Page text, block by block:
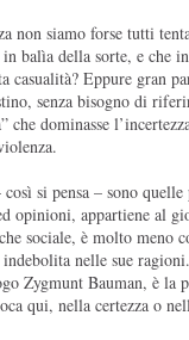
non siamo forse tutti
balìa della sorte, e che
Eppure gran
senza bisogno di
che dominasse
si pensa – sono
opinioni, appartiene al
sociale, è molto meno
nelle sue
Zygmunt Bauman, è la
qui, nella certezza o